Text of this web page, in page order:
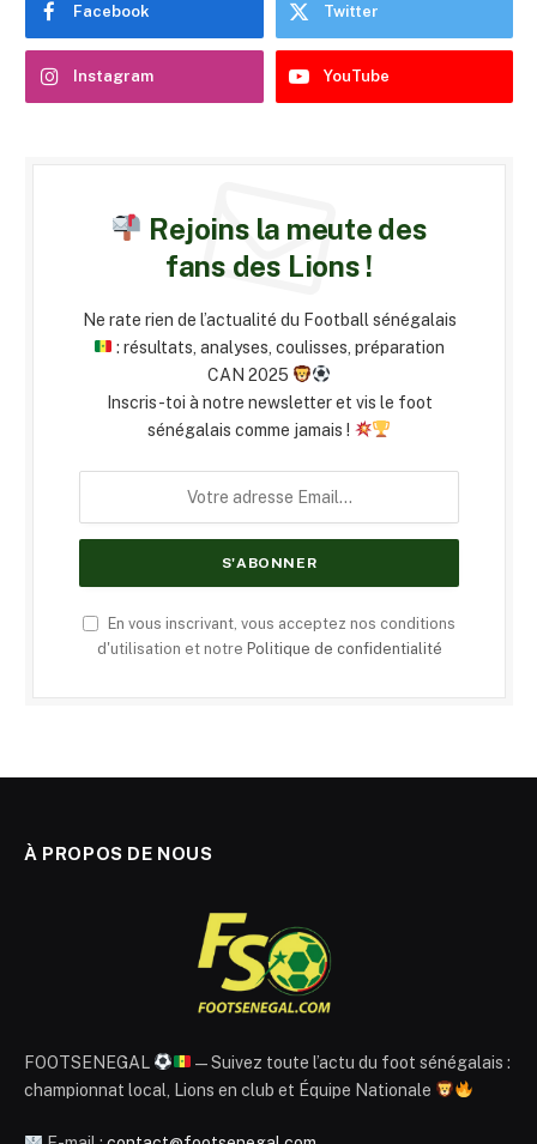
Facebook Twitter
Instagram YouTube
Rejoins la meute des
fans des Lions !
Ne rate rien de l’actualité du Football sénégalais
: résultats, analyses, coulisses, préparation
CAN 2025
Inscris-toi à notre newsletter et vis le foot
sénégalais comme jamais !
En vous inscrivant, vous acceptez nos conditions
d'utilisation et notre Politique de confidentialité
À PROPOS DE NOUS
FOOTSENEGAL
— Suivez toute l’actu du foot sénégalais :
championnat local, Lions en club et Équipe Nationale